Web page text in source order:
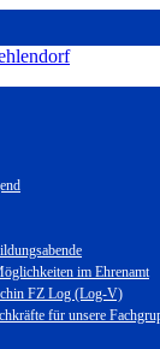
im Ehrenamt
FZ Log (Log-V)
für unsere